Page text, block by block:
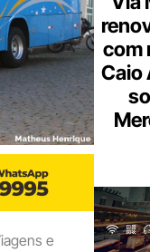
e
com
Caio